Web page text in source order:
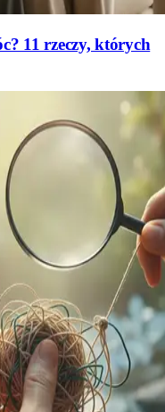
11 rzeczy, których